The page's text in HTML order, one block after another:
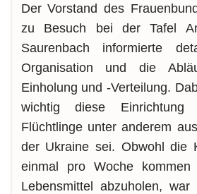
Der Vorstand des
zu Besuch bei der Tafel
Saurenbach informierte
Organisation und die
Einholung und -Verteilung.
wichtig diese
Flüchtlinge unter anderem
der Ukraine sei. Obwohl die
einmal pro Woche
Lebensmittel abzuholen,